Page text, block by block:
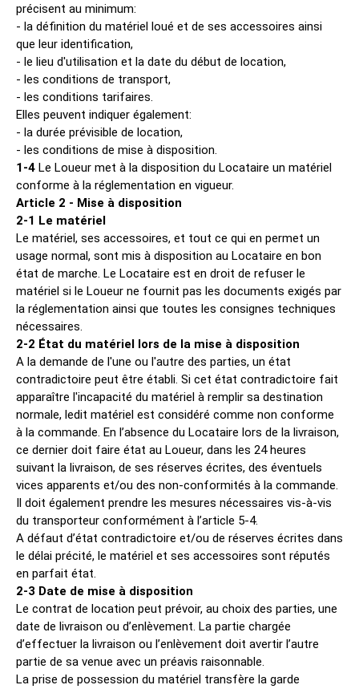
précisent au minimum:
- la définition du matériel loué et de ses accessoires ainsi
que leur identification,
- le lieu d'utilisation et la date du début de location,
- les conditions de transport,
- les conditions tarifaires.
Elles peuvent indiquer également:
- la durée prévisible de location,
- les conditions de mise à disposition.
1-4 Le Loueur met à la disposition du Locataire un matériel
conforme à la réglementation en vigueur.
Article 2 - Mise à disposition
2-1 Le matériel
Le matériel, ses accessoires, et tout ce qui en permet un
usage normal, sont mis à disposition au Locataire en bon
état de marche. Le Locataire est en droit de refuser le
matériel si le Loueur ne fournit pas les documents exigés par
la réglementation ainsi que toutes les consignes techniques
nécessaires.
2-2 État du matériel lors de la mise à disposition
A la demande de l'une ou l'autre des parties, un état
contradictoire peut être établi. Si cet état contradictoire fait
apparaître l'incapacité du matériel à remplir sa destination
normale, ledit matériel est considéré comme non conforme
à la commande. En l’absence du Locataire lors de la livraison,
ce dernier doit faire état au Loueur, dans les 24 heures
suivant la livraison, de ses réserves écrites, des éventuels
vices apparents et/ou des non-conformités à la commande.
Il doit également prendre les mesures nécessaires vis-à-vis
du transporteur conformément à l’article 5-4.
A défaut d’état contradictoire et/ou de réserves écrites dans
le délai précité, le matériel et ses accessoires sont réputés
en parfait état.
2-3 Date de mise à disposition
Le contrat de location peut prévoir, au choix des parties, une
date de livraison ou d’enlèvement. La partie chargée
d’effectuer la livraison ou l’enlèvement doit avertir l’autre
partie de sa venue avec un préavis raisonnable.
La prise de possession du matériel transfère la garde